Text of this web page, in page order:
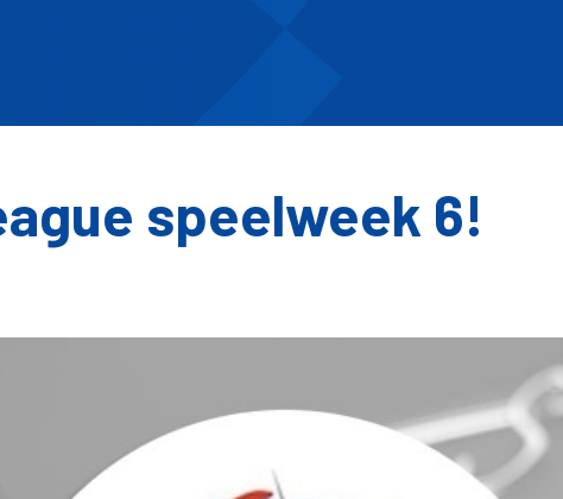
speelweek 6!